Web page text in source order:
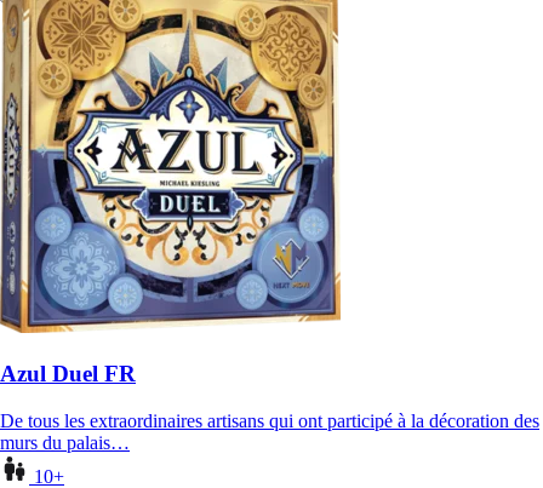
Azul Duel FR
De tous les extraordinaires artisans qui ont participé à la décoration des
murs du palais…
10+